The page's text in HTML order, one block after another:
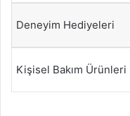
Deneyim Hediyeleri
Kişisel Bakım Ürünleri